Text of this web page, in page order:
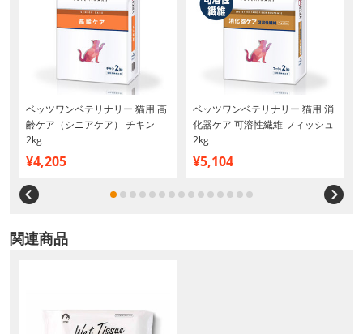
ベッツワンベテリナリー 猫用 高
齢ケア（シニアケア） チキン
2kg
¥4,205
ベッツワンベテリナリー 猫用 消
化器ケア 可溶性繊維 フィッシュ
2kg
¥5,104
関連商品